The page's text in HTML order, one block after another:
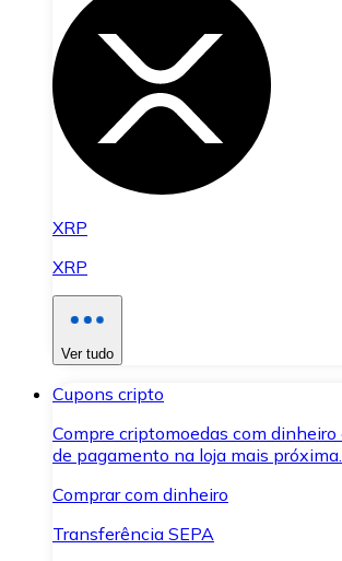
XRP
XRP
Ver tudo
Cupons cripto
Compre criptomoedas com dinheiro
de pagamento na loja mais próxima.
Comprar com dinheiro
Transferência SEPA